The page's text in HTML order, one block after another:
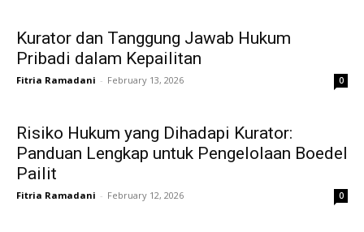
Kurator dan Tanggung Jawab Hukum
Pribadi dalam Kepailitan
Fitria Ramadani - February 13, 2026 0
Risiko Hukum yang Dihadapi Kurator:
Panduan Lengkap untuk Pengelolaan Boedel
Pailit
Fitria Ramadani - February 12, 2026 0